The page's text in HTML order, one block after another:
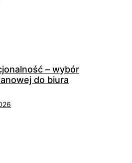
– wybór
do biura